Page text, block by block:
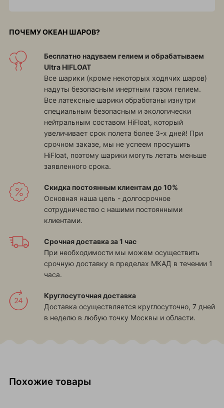
ПОЧЕМУ ОКЕАН ШАРОВ?
Бесплатно надуваем гелием и обрабатываем
Ultra HIFLOAT
Все шарики (кроме некоторых ходячих шаров)
надуты безопасным инертным газом гелием.
Все латексные шарики обработаны изнутри
специальным безопасным и экологически
нейтральным составом HiFloat, который
увеличивает срок полета более 3-х дней! При
срочном заказе, мы не успеем просушить
HiFloat, поэтому шарики могуть летать меньше
заявленного срока.
Скидка постоянным клиентам до 10%
Основная наша цель - долгосрочное
сотрудничество с нашими постоянными
клиентами.
Срочная доставка за 1 час
При необходимости мы можем осуществить
срочную доставку в пределах МКАД в течении 1
часа.
Круглосуточная доставка
Доставка осуществляется круглосуточно, 7 дней
в неделю в любую точку Москвы и области.
Похожие товары